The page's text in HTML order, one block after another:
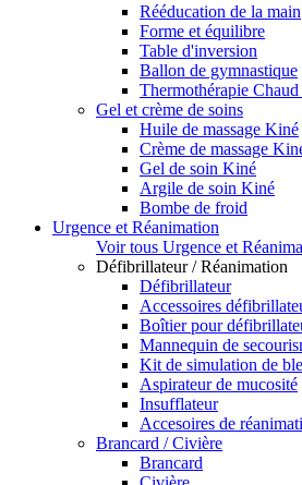
Rééducation de la main
Forme et équilibre
Table d'inversion
Ballon de gymnastique
Thermothérapie
Gel et crème de soins
Huile de massage Kiné
Crème de massage
Gel de soin Kiné
Argile de soin Kiné
Bombe de froid
Urgence et Réanimation
Voir tous Urgence et
Défibrillateur / Réanimation
Défibrillateur
Accessoires
Boîtier pour
Mannequin de
Kit de simulation de
Aspirateur de mucosité
Insufflateur
Accesoires de
Brancard / Civière
Brancard